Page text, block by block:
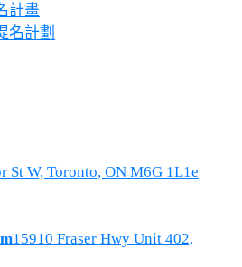
計畫
名計劃
St W, Toronto, ON M6G 1L1e
15910 Fraser Hwy Unit 402,